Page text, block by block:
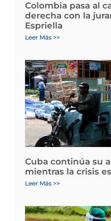
Colombia pasa al
derecha con la
Espriella
Leer Más >>
Cuba continúa su
mientras la crisis
Leer Más >>